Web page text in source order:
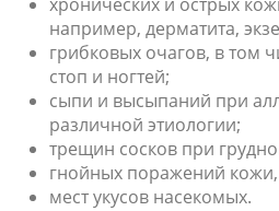
например, дерматита,
грибковых очагов, в том
стоп и ногтей;
сыпи и высыпаний при
различной этиологии;
трещин сосков при
гнойных поражений кожи,
мест укусов насекомых.